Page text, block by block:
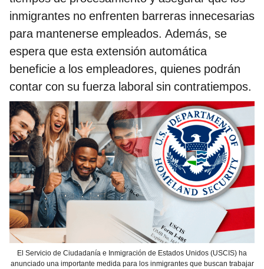
inmigrantes no enfrenten barreras innecesarias
para mantenerse empleados. Además, se
espera que esta extensión automática
beneficie a los empleadores, quienes podrán
contar con su fuerza laboral sin contratiempos.
El Servicio de Ciudadanía e Inmigración de Estados Unidos (USCIS) ha
anunciado una importante medida para los inmigrantes que buscan trabajar